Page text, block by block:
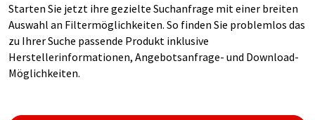
Starten Sie jetzt ihre gezielte Suchanfrage mit einer breiten
Auswahl an Filtermöglichkeiten. So finden Sie problemlos das
zu Ihrer Suche passende Produkt inklusive
Herstellerinformationen, Angebotsanfrage- und Download-
Möglichkeiten.